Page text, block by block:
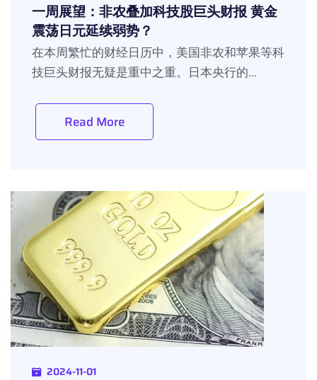
一周展望：非农叠加科技股巨头财报 黄金
震荡日元延续弱势？
在本周繁忙的财经日历中，美国非农和苹果等科
技巨头财报无疑是重中之重。日本央行的...
Read More
2024-11-01